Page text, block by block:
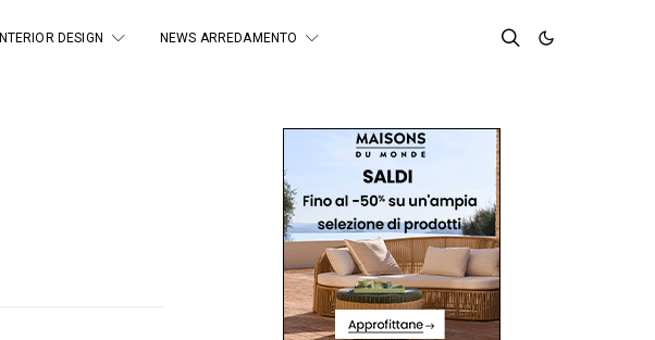
INTERIOR DESIGN NEWS ARREDAMENTO